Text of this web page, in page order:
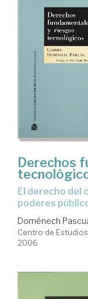
Derechos
el derecho del ciudadano a ser protegido por los
poderes
Doménech
Centro de
2006